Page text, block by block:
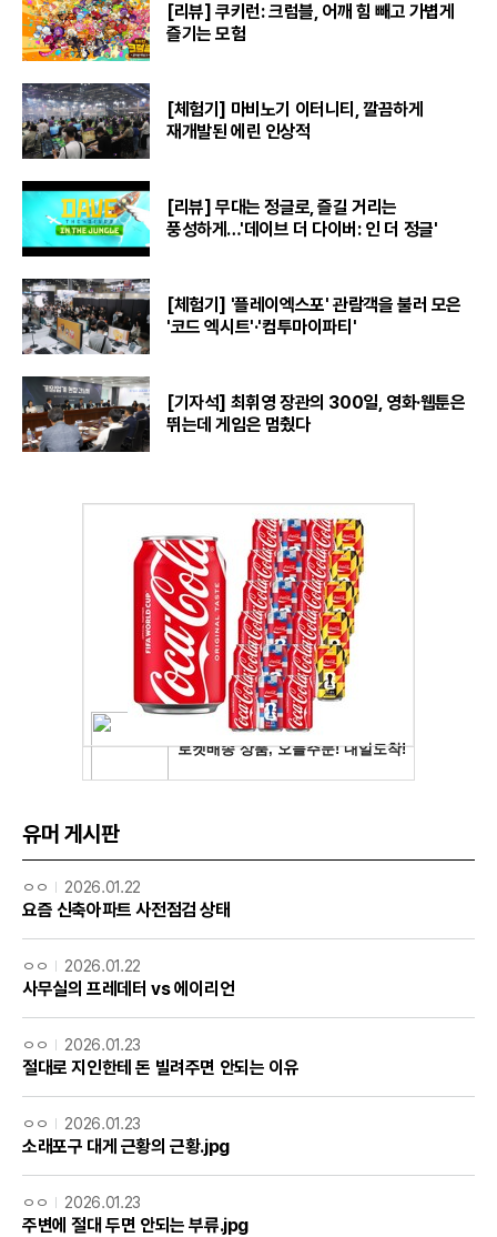
[리뷰] 쿠키런: 크럼블, 어깨 힘 빼고 가볍게
즐기는 모험
[체험기] 마비노기 이터니티, 깔끔하게
재개발된 에린 인상적
[리뷰] 무대는 정글로, 즐길 거리는
풍성하게…'데이브 더 다이버: 인 더 정글'
[체험기] '플레이엑스포' 관람객을 불러 모은
'코드 엑시트'·'컴투마이파티'
[기자석] 최휘영 장관의 300일, 영화·웹툰은
뛰는데 게임은 멈췄다
유머 게시판
ㅇㅇ 2026.01.22
요즘 신축아파트 사전점검 상태
ㅇㅇ 2026.01.22
사무실의 프레데터 vs 에이리언
ㅇㅇ 2026.01.23
절대로 지인한테 돈 빌려주면 안되는 이유
ㅇㅇ 2026.01.23
소래포구 대게 근황의 근황.jpg
ㅇㅇ 2026.01.23
주변에 절대 두면 안되는 부류.jpg